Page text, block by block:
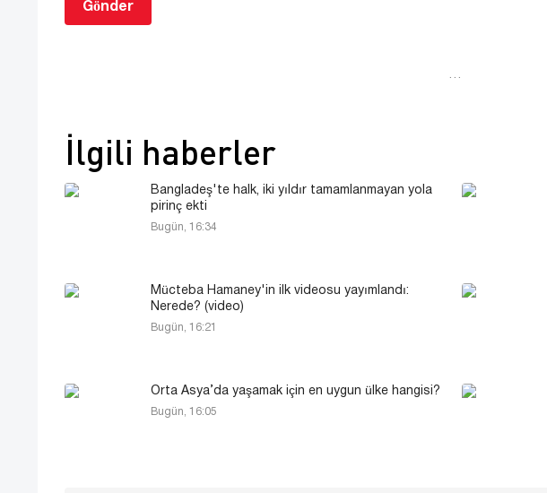
Gönder
…
İlgili haberler
Bangladeş'te halk, iki yıldır tamamlanmayan yola
pirinç ekti
Bugün, 16:34
Mücteba Hamaney'in ilk videosu yayımlandı:
Nerede? (video)
Bugün, 16:21
Orta Asya’da yaşamak için en uygun ülke hangisi?
Bugün, 16:05